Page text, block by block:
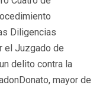
Diligencias
el Juzgado de
delito contra la
mayor de